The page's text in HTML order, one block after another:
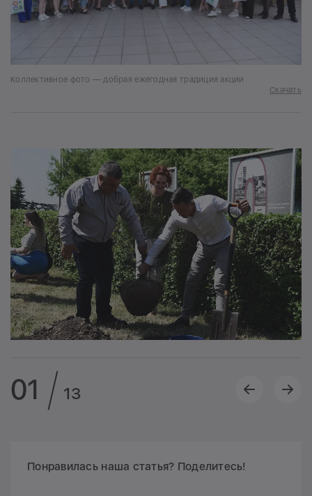
Коллективное фото — добрая ежегодная традиция акции
Скачать
01 13
Понравилась наша статья? Поделитесь!